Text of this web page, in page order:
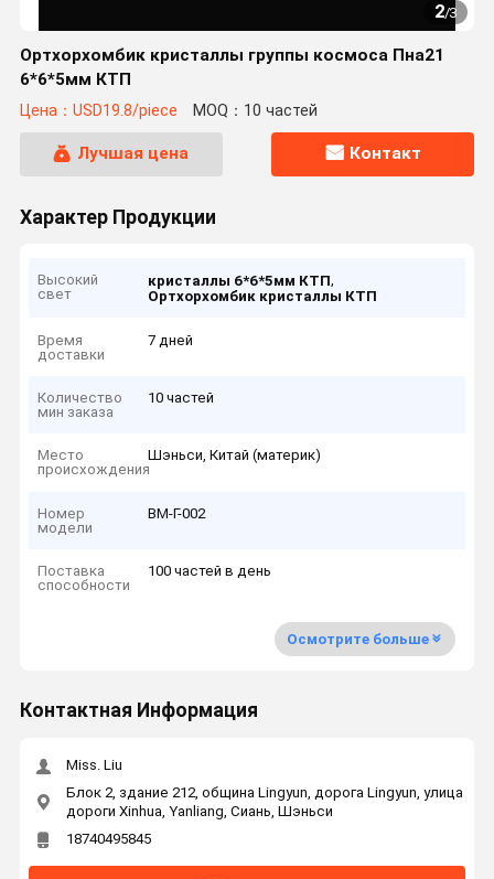
2/3
Ортхорхомбик кристаллы группы космоса Пна21
6*6*5мм КТП
Цена：USD19.8/piece MOQ：10 частей
Лучшая цена Контакт
Характер Продукции
Высокий
свет
кристаллы 6*6*5мм КТП,
Ортхорхомбик кристаллы КТП
Время
доставки
7 дней
Количество
мин заказа
10 частей
Место
происхождения
Шэньси, Китай (материк)
Номер
модели
ВМ-Г-002
Поставка
способности
100 частей в день
Осмотрите больше
Контактная Информация
Miss. Liu
Блок 2, здание 212, община Lingyun, дорога Lingyun, улица
дороги Xinhua, Yanliang, Сиань, Шэньси
18740495845